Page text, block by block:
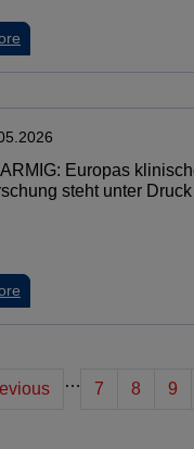
about MedUni Vienna:
Europas
steht unter Druck
about PHARMIG:
… 7 8 9